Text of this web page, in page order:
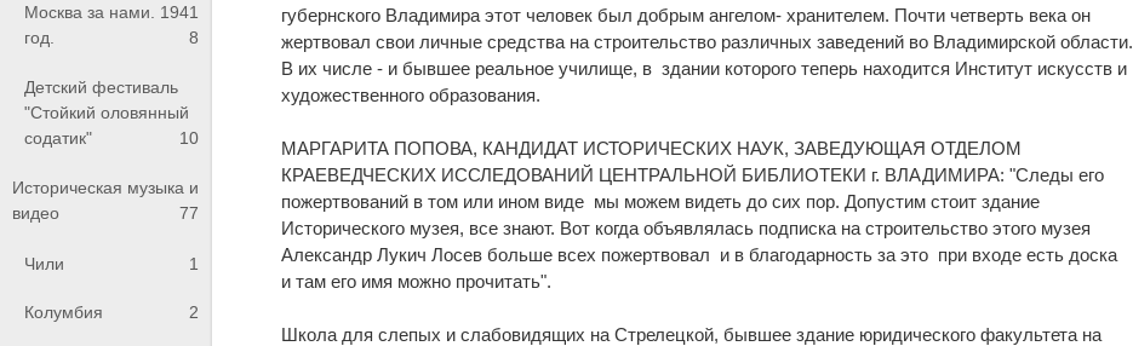
Москва за нами. 1941
год.
8
Детский фестиваль
"Стойкий оловянный
содатик"
10
Историческая музыка и
видео
77
Чили 1
Колумбия 2
губернского Владимира этот человек был добрым ангелом- хранителем. Почти четверть века он
жертвовал свои личные средства на строительство различных заведений во Владимирской области.
В их числе - и бывшее реальное училище, в здании которого теперь находится Институт искусств и
художественного образования.
МАРГАРИТА ПОПОВА, КАНДИДАТ ИСТОРИЧЕСКИХ НАУК, ЗАВЕДУЮЩАЯ ОТДЕЛОМ
КРАЕВЕДЧЕСКИХ ИССЛЕДОВАНИЙ ЦЕНТРАЛЬНОЙ БИБЛИОТЕКИ г. ВЛАДИМИРА: "Следы его
пожертвований в том или ином виде мы можем видеть до сих пор. Допустим стоит здание
Исторического музея, все знают. Вот когда объявлялась подписка на строительство этого музея
Александр Лукич Лосев больше всех пожертвовал и в благодарность за это при входе есть доска
и там его имя можно прочитать".
Школа для слепых и слабовидящих на Стрелецкой, бывшее здание юридического факультета на